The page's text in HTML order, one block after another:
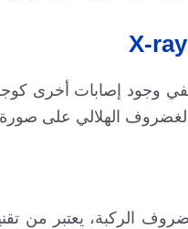
وجود إصابات أخرى
الهلالي على
الركبة، يعتبر من